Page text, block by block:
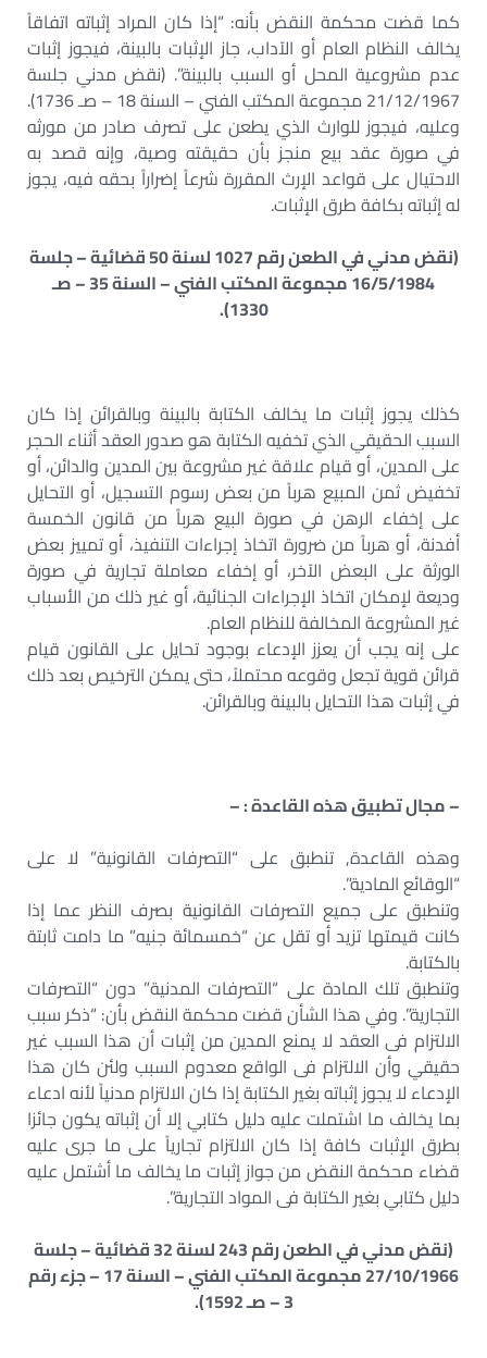
كما قضت محكمة النقض بأنه: “إذا كان المراد إثباته اتفاقاً
يخالف النظام العام أو الآداب، جاز الإثبات بالبينة، فيجوز إثبات
عدم مشروعية المحل أو السبب بالبينة”. (نقض مدني جلسة
21/12/1967 مجموعة المكتب الفني – السنة 18 – صـ 1736).
وعليه، فيجوز للوارث الذي يطعن على تصرف صادر من مورثه
في صورة عقد بيع منجز بأن حقيقته وصية، وإنه قصد به
الاحتيال على قواعد الإرث المقررة شرعاً إضراراً بحقه فيه، يجوز
له إثباته بكافة طرق الإثبات.
(نقض مدني في الطعن رقم 1027 لسنة 50 قضائية – جلسة
16/5/1984 مجموعة المكتب الفني – السنة 35 – صـ
1330).
كذلك يجوز إثبات ما يخالف الكتابة بالبينة وبالقرائن إذا كان
السبب الحقيقي الذي تخفيه الكتابة هو صدور العقد أثناء الحجر
على المدين، أو قيام علاقة غير مشروعة بين المدين والدائن، أو
تخفيض ثمن المبيع هرباً من بعض رسوم التسجيل، أو التحايل
على إخفاء الرهن في صورة البيع هرباً من قانون الخمسة
أفدنة، أو هرباً من ضرورة اتخاذ إجراءات التنفيذ، أو تمييز بعض
الورثة على البعض الآخر، أو إخفاء معاملة تجارية في صورة
وديعة لإمكان اتخاذ الإجراءات الجنائية، أو غير ذلك من الأسباب
غير المشروعة المخالفة للنظام العام.
على إنه يجب أن يعزز الإدعاء بوجود تحايل على القانون قيام
قرائن قوية تجعل وقوعه محتملاً، حتى يمكن الترخيص بعد ذلك
في إثبات هذا التحايل بالبينة وبالقرائن.
– مجال تطبيق هذه القاعدة : –
وهذه القاعدة, تنطبق على “التصرفات القانونية” لا على
“الوقائع المادية”.
وتنطبق على جميع التصرفات القانونية بصرف النظر عما إذا
كانت قيمتها تزيد أو تقل عن “خمسمائة جنيه” ما دامت ثابتة
بالكتابة.
وتنطبق تلك المادة على “التصرفات المدنية” دون “التصرفات
التجارية”. وفي هذا الشأن قضت محكمة النقض بأن: “ذكر سبب
الالتزام فى العقد لا يمنع المدين من إثبات أن هذا السبب غير
حقيقي وأن الالتزام فى الواقع معدوم السبب ولئن كان هذا
الإدعاء لا يجوز إثباته بغير الكتابة إذا كان الالتزام مدنياً لأنه ادعاء
بما يخالف ما اشتملت عليه دليل كتابي إلا أن إثباته يكون جائزا
بطرق الإثبات كافة إذا كان الالتزام تجارياً على ما جرى عليه
قضاء محكمة النقض من جواز إثبات ما يخالف ما أشتمل عليه
دليل كتابي بغير الكتابة فى المواد التجارية”.
(نقض مدني في الطعن رقم 243 لسنة 32 قضائية – جلسة
27/10/1966 مجموعة المكتب الفني – السنة 17 – جزء رقم
3 – صـ 1592).